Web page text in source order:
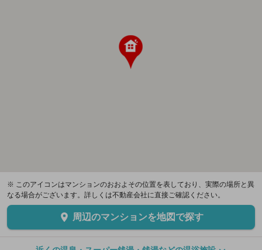
※ このアイコンはマンションのおおよその位置を表しており、実際の場所と異
なる場合がございます。詳しくは不動産会社に直接ご確認ください。
周辺のマンションを地図で探す